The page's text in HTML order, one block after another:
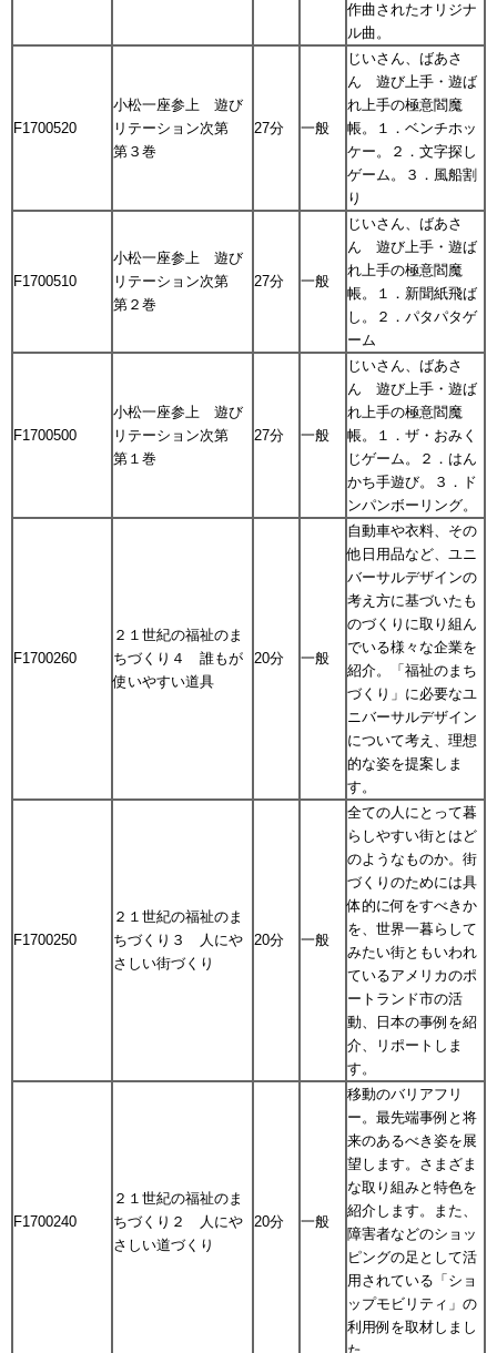
作曲されたオリジナ
ル曲。
F1700520
小松一座参上 遊び
リテーション次第
第３巻
27分 一般
じいさん、ばあさ
ん 遊び上手・遊ば
れ上手の極意閻魔
帳。１．ベンチホッ
ケー。２．文字探し
ゲーム。３．風船割
り
F1700510
小松一座参上 遊び
リテーション次第
第２巻
27分 一般
じいさん、ばあさ
ん 遊び上手・遊ば
れ上手の極意閻魔
帳。１．新聞紙飛ば
し。２．パタパタゲ
ーム
F1700500
小松一座参上 遊び
リテーション次第
第１巻
27分 一般
じいさん、ばあさ
ん 遊び上手・遊ば
れ上手の極意閻魔
帳。１．ザ・おみく
じゲーム。２．はん
かち手遊び。３．ド
ンパンボーリング。
F1700260
２１世紀の福祉のま
ちづくり４ 誰もが
使いやすい道具
20分 一般
自動車や衣料、その
他日用品など、ユニ
バーサルデザインの
考え方に基づいたも
のづくりに取り組ん
でいる様々な企業を
紹介。「福祉のまち
づくり」に必要なユ
ニバーサルデザイン
について考え、理想
的な姿を提案しま
す。
F1700250
２１世紀の福祉のま
ちづくり３ 人にや
さしい街づくり
20分 一般
全ての人にとって暮
らしやすい街とはど
のようなものか。街
づくりのためには具
体的に何をすべきか
を、世界一暮らして
みたい街ともいわれ
ているアメリカのポ
ートランド市の活
動、日本の事例を紹
介、リポートしま
す。
F1700240
２１世紀の福祉のま
ちづくり２ 人にや
さしい道づくり
20分 一般
移動のバリアフリ
ー。最先端事例と将
来のあるべき姿を展
望します。さまざま
な取り組みと特色を
紹介します。また、
障害者などのショッ
ピングの足として活
用されている「ショ
ップモビリティ」の
利用例を取材しまし